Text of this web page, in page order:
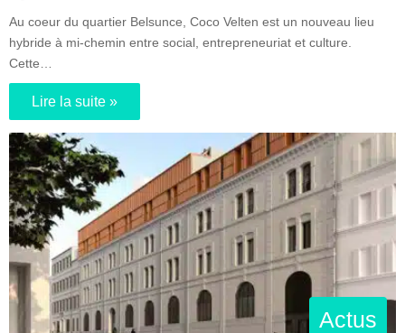
Au coeur du quartier Belsunce, Coco Velten est un nouveau lieu
hybride à mi-chemin entre social, entrepreneuriat et culture.
Cette…
Lire la suite »
Actus